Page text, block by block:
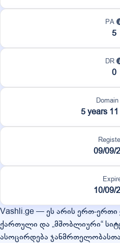
PA
5
DR
0
5 years
09/09/
10/09/
Vashli.ge — ეს არის ერთ-
ქართული და „მშობლიური“
ასოცირდება